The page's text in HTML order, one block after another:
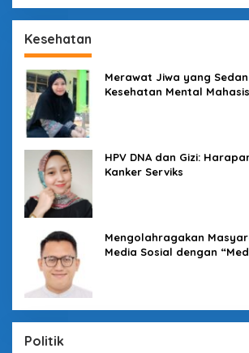
Kesehatan
Merawat Jiwa yang
Kesehatan Mental
HPV DNA dan Gizi:
Kanker Serviks
Mengolahragakan
Media Sosial dengan
Politik